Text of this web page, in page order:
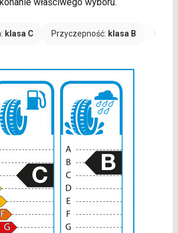
klasa C Przyczepność: klasa B